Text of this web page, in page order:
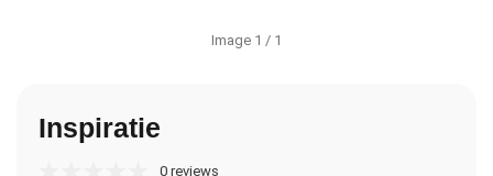
Image 1 / 1
Inspiratie
0 reviews